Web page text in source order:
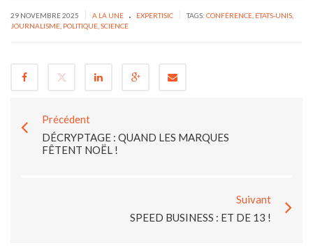
29 NOVEMBRE 2025 A LA UNE . EXPERTISIC TAGS: CONFÉRENCE, ETATS-UNIS,
JOURNALISME, POLITIQUE,SCIENCE
Précédent
DÉCRYPTAGE : QUAND LES MARQUES
FÊTENT NOËL !
Suivant
SPEED BUSINESS : ET DE 13 !